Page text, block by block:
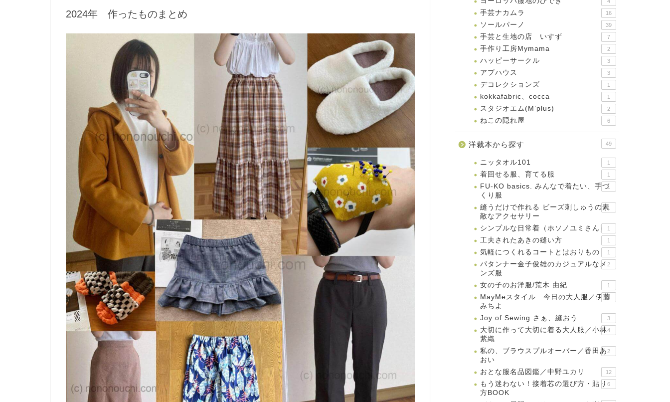
2024年 作ったものまとめ 手芸ナカムラ 16
ソールパーノ 39
手芸と生地の店 いすず 7
手作り工房Mymama 2
ハッピーサークル 3
アプハウス 3
デコレクションズ 1
kokkafabric、cocca 1
スタジオエム(M’plus) 2
ねこの隠れ屋 6
洋裁本から探す 49
ニッタオル101 1
着回せる服、育てる服 1
FU-KO basics. みんなで着たい、手づ
くり服
1
縫うだけで作れる ビーズ刺しゅうの素
敵なアクセサリー
1
シンプルな日常着（ホソノユミさん） 1
工夫されたあきの縫い方 1
気軽につくれるコートとはおりもの 1
パタンナー金子俊雄のカジュアルなメ
ンズ服
2
女の子のお洋服/荒木 由紀 1
MayMeスタイル 今日の大人服／伊藤
みちよ
5
Joy of Sewing さぁ、縫おう 3
大切に作って大切に着る大人服／小林
紫織
4
私の、ブラウスプルオーバー／香田あ
おい
2
おとな服名品図鑑／中野ユカリ 12
もう迷わない！接着芯の選び方・貼り
方BOOK
6